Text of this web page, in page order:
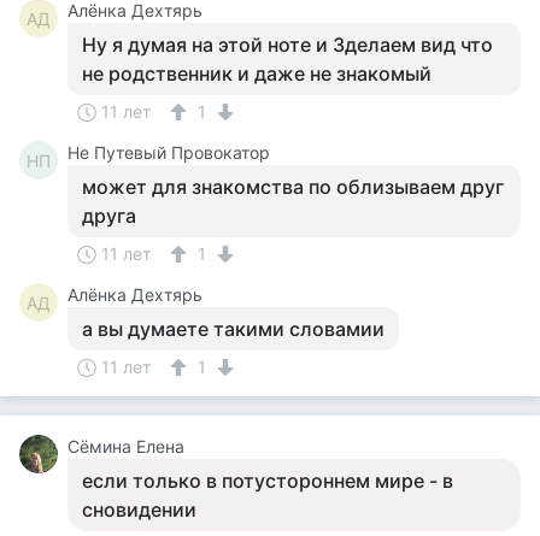
АД Алёнка Дехтярь
Ну я думая на этой ноте и 3делаем вид что
не родственник и даже не знакомый
11 лет 1
НП Не Путевый Провокатор
может для знакомства по облизываем друг
друга
11 лет 1
АД Алёнка Дехтярь
а вы думаете такими словамии
11 лет 1
Сёмина Елена
если только в потустороннем мире - в
сновидении